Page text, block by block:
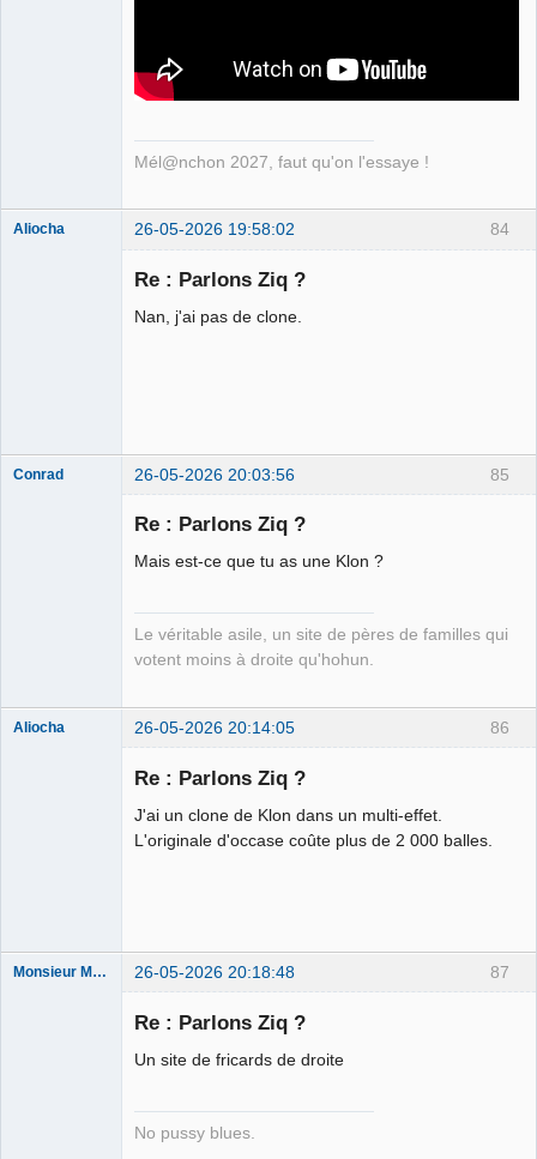
Mél@nchon 2027, faut qu'on l'essaye !
84
Aliocha 26-05-2026 19:58:02
Re : Parlons Ziq ?
Nan, j'ai pas de clone.
85
Conrad 26-05-2026 20:03:56
Re : Parlons Ziq ?
Mais est-ce que tu as une Klon ?
Le véritable asile, un site de pères de familles qui
votent moins à droite qu'hohun.
86
Aliocha 26-05-2026 20:14:05
Re : Parlons Ziq ?
J'ai un clone de Klon dans un multi-effet.
L'originale d'occase coûte plus de 2 000 balles.
87
Monsieur Maurice 26-05-2026 20:18:48
Re : Parlons Ziq ?
Un site de fricards de droite
No pussy blues.